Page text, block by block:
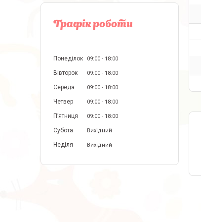
Графік роботи
Понеділок 09:00 18:00
Вівторок 09:00 18:00
Середа 09:00 18:00
Четвер 09:00 18:00
Пʼятниця 09:00 18:00
Субота Вихідний
Неділя Вихідний